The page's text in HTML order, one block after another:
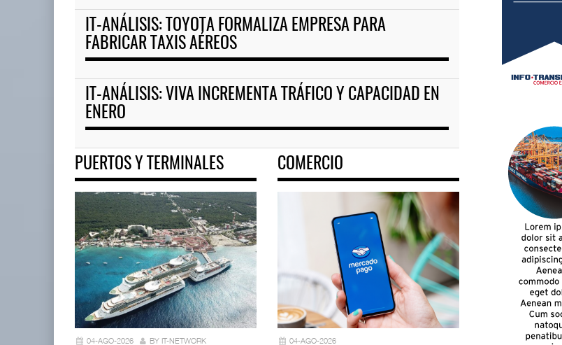
IT-ANÁLISIS: TOYOTA FORMALIZA EMPRESA PARA
FABRICAR TAXIS AÉREOS
IT-ANÁLISIS: VIVA INCREMENTA TRÁFICO Y CAPACIDAD EN
ENERO
PUERTOS Y TERMINALES
04-AGO-2026 BY IT-NETWORK
COMERCIO
04-AGO-2026